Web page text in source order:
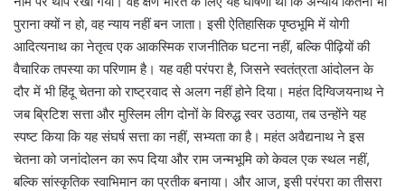
पुराना क्यों न हो, वह न्याय नहीं बन जाता। इसी ऐतिहासिक पृष्ठभूमि में योगी
आदित्यनाथ का नेतृत्व एक आकस्मिक राजनीतिक घटना नहीं, बल्कि पीढ़ियों की
वैचारिक तपस्या का परिणाम है। यह वही परंपरा है, जिसने स्वतंत्रता आंदोलन के
दौर में भी हिंदू चेतना को राष्ट्रवाद से अलग नहीं होने दिया। महंत दिग्विजयनाथ ने
जब ब्रिटिश सत्ता और मुस्लिम लीग दोनों के विरुद्ध स्वर उठाया, तब उन्होंने यह
स्पष्ट किया कि यह संघर्ष सत्ता का नहीं, सभ्यता का है। महंत अवैद्यनाथ ने इस
चेतना को जनांदोलन का रूप दिया और राम जन्मभूमि को केवल एक स्थल नहीं,
बल्कि सांस्कृतिक स्वाभिमान का प्रतीक बनाया। और आज, इसी परंपरा का तीसरा